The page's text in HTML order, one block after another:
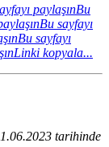
paylaşınBu
Bu sayfayı
Bu sayfayı
Linki kopyala...
tarihinde